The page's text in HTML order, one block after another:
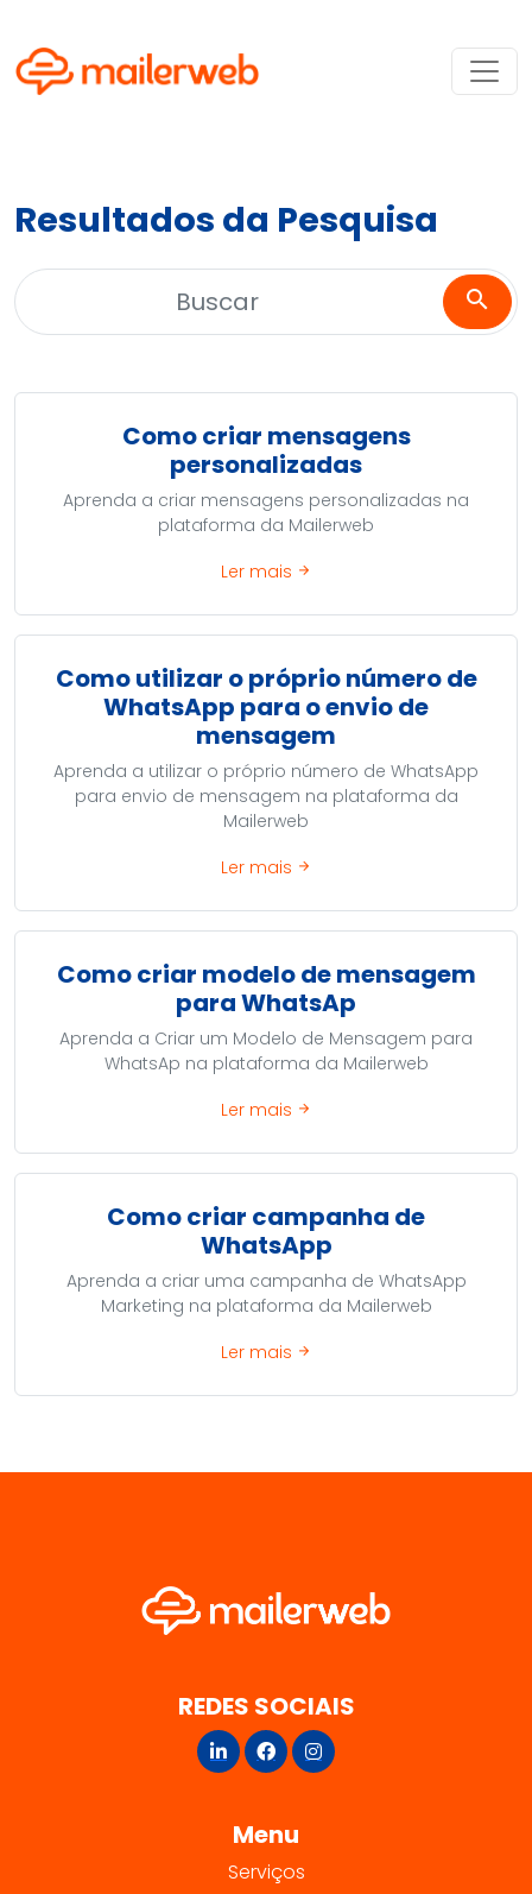
Resultados da Pesquisa
search
Como criar mensagens
personalizadas
Aprenda a criar mensagens personalizadas na
plataforma da Mailerweb
Ler mais arrow_forward
Como utilizar o próprio número de
WhatsApp para o envio de
mensagem
Aprenda a utilizar o próprio número de WhatsApp
para envio de mensagem na plataforma da
Mailerweb
Ler mais arrow_forward
Como criar modelo de mensagem
para WhatsAp
Aprenda a Criar um Modelo de Mensagem para
WhatsAp na plataforma da Mailerweb
Ler mais arrow_forward
Como criar campanha de
WhatsApp
Aprenda a criar uma campanha de WhatsApp
Marketing na plataforma da Mailerweb
Ler mais arrow_forward
REDES SOCIAIS
Menu
Serviços